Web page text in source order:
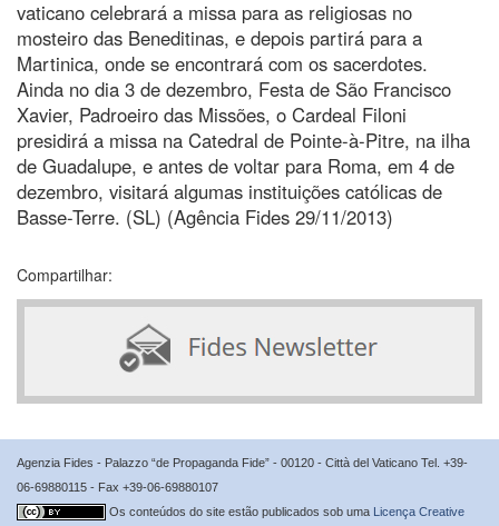
vaticano celebrará a missa para as religiosas no
mosteiro das Beneditinas, e depois partirá para a
Martinica, onde se encontrará com os sacerdotes.
Ainda no dia 3 de dezembro, Festa de São Francisco
Xavier, Padroeiro das Missões, o Cardeal Filoni
presidirá a missa na Catedral de Pointe-à-Pitre, na ilha
de Guadalupe, e antes de voltar para Roma, em 4 de
dezembro, visitará algumas instituições católicas de
Basse-Terre. (SL) (Agência Fides 29/11/2013)
Compartilhar:
Agenzia Fides - Palazzo “de Propaganda Fide” - 00120 - Città del Vaticano Tel. +39-
06-69880115 - Fax +39-06-69880107
Os conteúdos do site estão publicados sob uma Licença Creative